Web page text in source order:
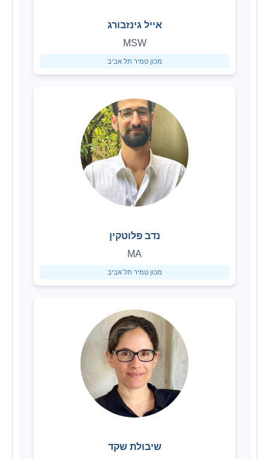
אייל גינזבורג
MSW
מכון טמיר תל אביב
נדב פלוטקין
MA
מכון טמיר תל אביב
שיבולת שקד